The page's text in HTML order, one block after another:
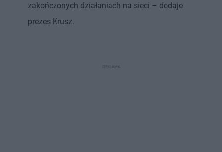
zakończonych działaniach na sieci – dodaje
prezes Krusz.